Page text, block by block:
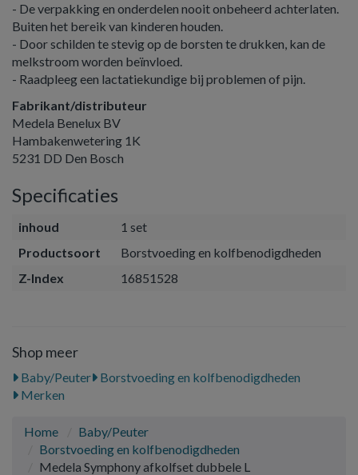
- De verpakking en onderdelen nooit onbeheerd achterlaten.
Buiten het bereik van kinderen houden.
- Door schilden te stevig op de borsten te drukken, kan de
melkstroom worden beïnvloed.
- Raadpleeg een lactatiekundige bij problemen of pijn.
Fabrikant/distributeur
Medela Benelux BV
Hambakenwetering 1K
5231 DD Den Bosch
Specificaties
inhoud
1 set
Productsoort
Borstvoeding en kolfbenodigdheden
Z-Index
16851528
Shop meer
Baby/Peuter
Borstvoeding en kolfbenodigdheden
Merken
Home
Baby/Peuter
Borstvoeding en kolfbenodigdheden
Medela Symphony afkolfset dubbele L